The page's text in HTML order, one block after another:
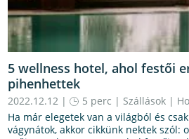
5 wellness hotel, ahol festői
pihenhettek
2022.12.12 | 5 perc | Szállások |
Ha már elegetek van a világból és
vágynátok, akkor cikkünk nektek szól: